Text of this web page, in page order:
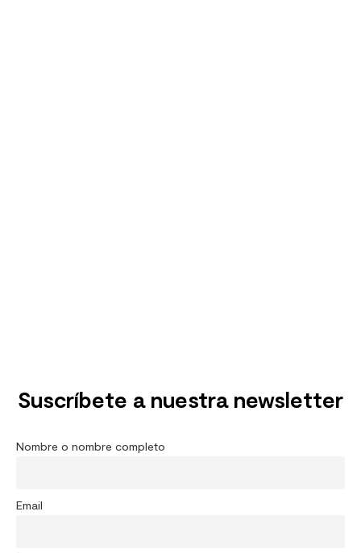
Suscríbete a nuestra newsletter
Nombre o nombre completo
Email